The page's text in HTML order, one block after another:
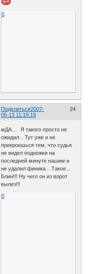
0
Поделиться 24
2007-
05-13 11:19:19
мДА.... Я такого просто не
ожидал... Тут уже и не
прекроешься тем, что судья
не видел подножки на
последней минуте нашим и
не удалил финика... Такое...
Блин!!! Ну чего он из ворот
вылез!!!
0